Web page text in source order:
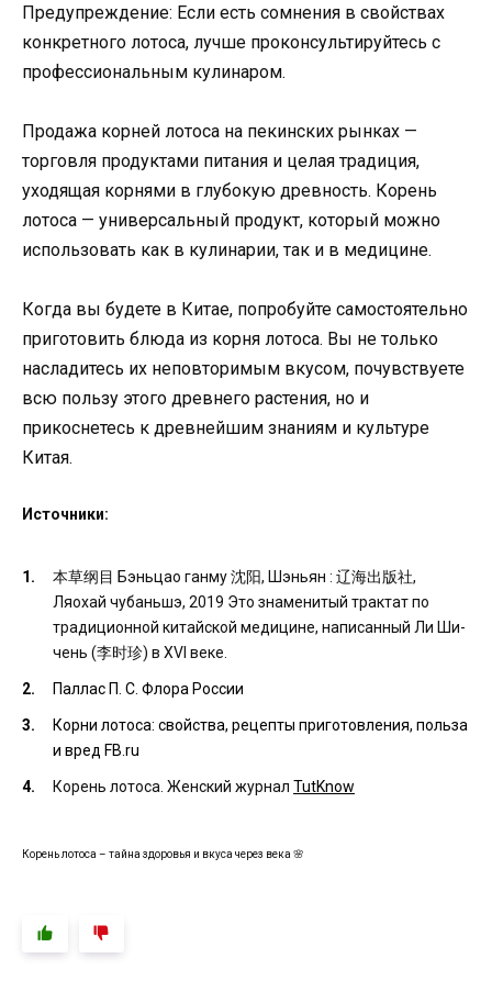
Предупреждение: Если есть сомнения в свойствах
конкретного лотоса, лучше проконсультируйтесь с
профессиональным кулинаром.
Продажа корней лотоса на пекинских рынках —
торговля продуктами питания и целая традиция,
уходящая корнями в глубокую древность. Корень
лотоса — универсальный продукт, который можно
использовать как в кулинарии, так и в медицине.
Когда вы будете в Китае, попробуйте самостоятельно
приготовить блюда из корня лотоса. Вы не только
насладитесь их неповторимым вкусом, почувствуете
всю пользу этого древнего растения, но и
прикоснетесь к древнейшим знаниям и культуре
Китая.
Источники:
本草纲目 Бэньцао ганму 沈阳, Шэньян : 辽海出版社,
Ляохай чубаньшэ, 2019 Это знаменитый трактат по
традиционной китайской медицине, написанный Ли Ши-
чень (李时珍) в XVI веке.
Паллас П. С. Флора России
Корни лотоса: свойства, рецепты приготовления, польза
и вред FB.ru
Корень лотоса. Женский журнал TutKnow
Корень лотоса – тайна здоровья и вкуса через века 🌸